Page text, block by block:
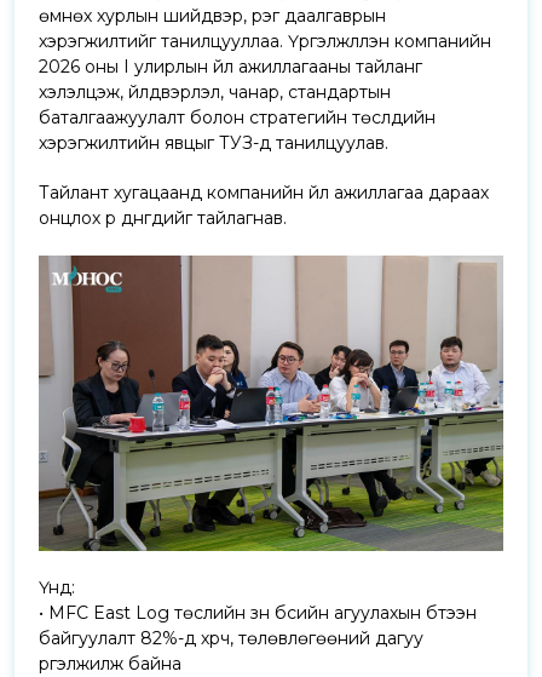
өмнөх хурлын шийдвэр, үүрэг даалгаврын
хэрэгжилтийг танилцууллаа. Үргэлжлүүлэн компанийн
2026 оны I улирлын үйл ажиллагааны тайланг
хэлэлцэж, үйлдвэрлэл, чанар, стандартын
баталгаажуулалт болон стратегийн төслүүдийн
хэрэгжилтийн явцыг ТУЗ-д танилцуулав.
Тайлант хугацаанд компанийн үйл ажиллагаа дараах
онцлох үр дүнгүүдийг тайлагнав.
Үүнд:
• MFC East Log төслийн зүүн бүсийн агуулахын бүтээн
байгуулалт 82%-д хүрч, төлөвлөгөөний дагуу
үргэлжилж байна